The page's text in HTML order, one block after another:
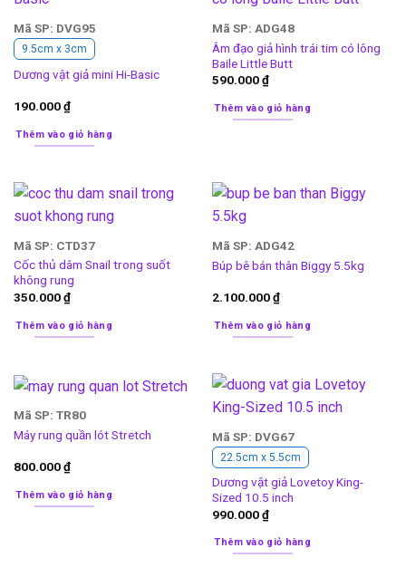
Mã SP: DVG95
9.5cm x 3cm
Dương vật giả mini Hi-Basic
190.000₫
Thêm vào giỏ hàng
Mã SP: ADG48
Âm đạo giả hình trái tim có lông
Baile Little Butt
590.000₫
Thêm vào giỏ hàng
Mã SP: CTD37
Cốc thủ dâm Snail trong suốt
không rung
350.000₫
Thêm vào giỏ hàng
Mã SP: ADG42
Búp bê bán thân Biggy 5.5kg
2.100.000₫
Thêm vào giỏ hàng
Mã SP: TR80
Máy rung quần lót Stretch
800.000₫
Thêm vào giỏ hàng
Mã SP: DVG67
22.5cm x 5.5cm
Dương vật giả Lovetoy King-
Sized 10.5 inch
990.000₫
Thêm vào giỏ hàng